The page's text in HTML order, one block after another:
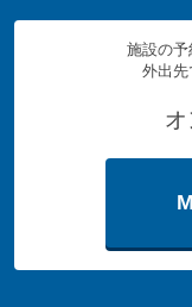
施設の予
外出先